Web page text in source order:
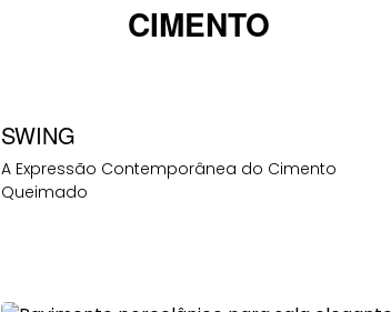
CIMENTO
SWING
A Expressão Contemporânea do Cimento
Queimado